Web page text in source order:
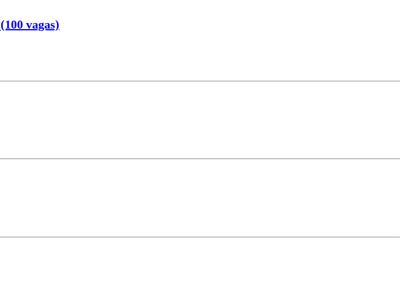
(100 vagas)